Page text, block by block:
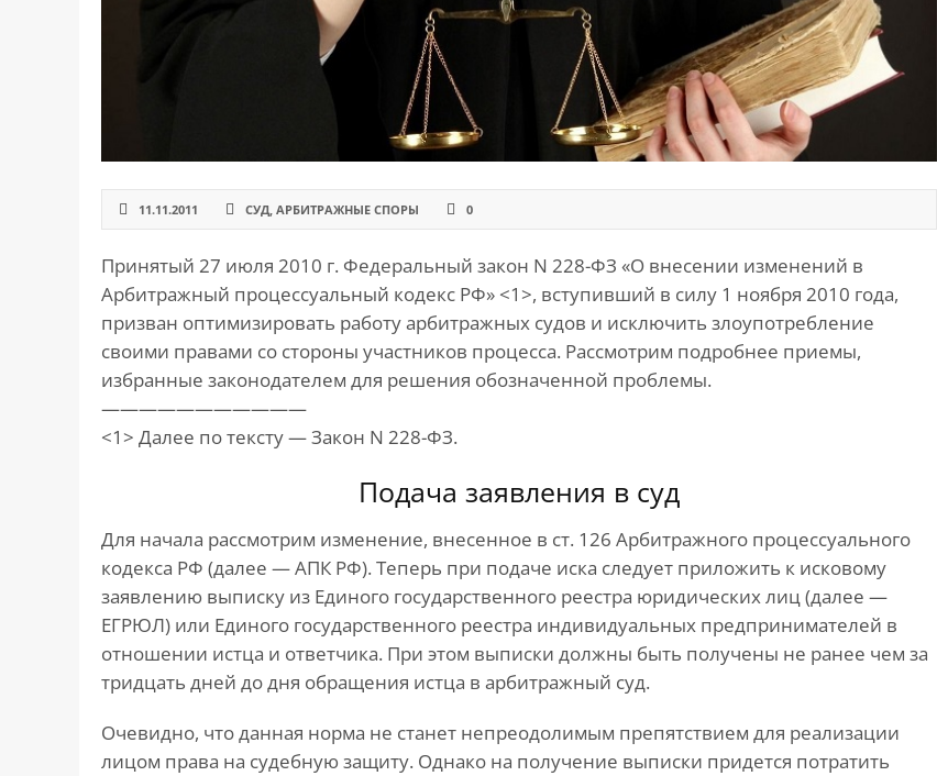
г. Москва, ст. м. «Марксистская», ул.
+7 (495) 642-27-02
+7 (936) 281-45-11
+7 (901) 511-80-52
11.11.2011 СУД, АРБИТРАЖНЫЕ СПОРЫ 0
Принятый 27 июля 2010 г. Федеральный закон N 228-ФЗ «О внесении изменений в
Арбитражный процессуальный кодекс РФ» <1>, вступивший в силу 1 ноября 2010 года,
призван оптимизировать работу арбитражных судов и исключить злоупотребление
своими правами со стороны участников процесса. Рассмотрим подробнее приемы,
избранные законодателем для решения обозначенной проблемы.
———————————
<1> Далее по тексту — Закон N 228-ФЗ.
Подача заявления в суд
Для начала рассмотрим изменение, внесенное в ст. 126 Арбитражного процессуального
кодекса РФ (далее — АПК РФ). Теперь при подаче иска следует приложить к исковому
заявлению выписку из Единого государственного реестра юридических лиц (далее —
ЕГРЮЛ) или Единого государственного реестра индивидуальных предпринимателей в
отношении истца и ответчика. При этом выписки должны быть получены не ранее чем за
тридцать дней до дня обращения истца в арбитражный суд.
Очевидно, что данная норма не станет непреодолимым препятствием для реализации
лицом права на судебную защиту. Однако на получение выписки придется потратить